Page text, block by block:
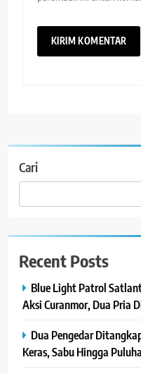
Cari
Recent Posts
Blue Light Patrol
Aksi Curanmor, Dua Pria
Dua Pengedar
Keras, Sabu Hingga